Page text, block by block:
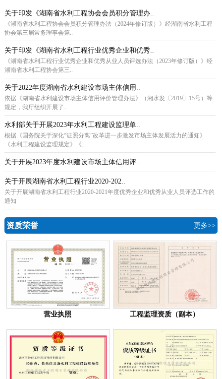
关于印发《湖南省水利工程协会会员积分管理办..
《湖南省水利工程协会会员积分管理办法（2024年修订版）》经湖南省水利工程
协会第三届常务理事会第..
关于印发《湖南省水利工程行业优秀企业和优秀..
《湖南省水利工程行业优秀企业和优秀从业人员评选办法（2023年修订版）》经
湖南省水利工程协会第三..
关于2022年度湖南省水利建设市场主体信用..
依据《湖南省水利建设市场主体信用评价管理办法》（湘水发〔2019〕15号）等
规定，我厅组织开展了..
水利部关于开展2023年水利工程建设监理单..
根据《国务院关于深化“证照分离”改革进一步激发市场主体发展活力的通知》
《水利工程建设监理规定》《..
关于开展2023年度水利建设市场主体信用评..
关于开展湖南省水利工程行业2020-202..
关于开展湖南省水利工程行业2020-2021年度优秀企业和优秀从业人员评选工作的
通知
资质荣誉 更多>>
营业执照 工程监理资质（副本）